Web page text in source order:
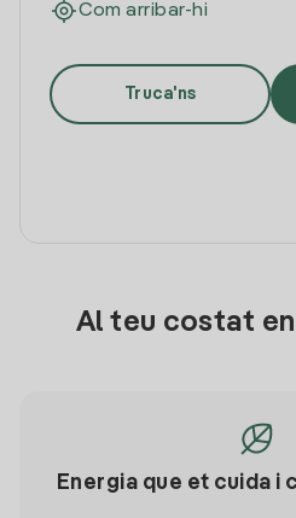
Com arribar-hi
Truca'ns
Al teu costat
Energia que et cuida i